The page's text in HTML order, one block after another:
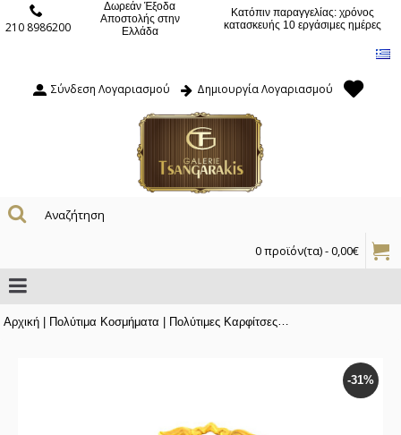
210 8986200
Δωρεάν Έξοδα
Αποστολής στην
Ελλάδα
Κατόπιν παραγγελίας: χρόνος
κατασκευής 10 εργάσιμες ημέρες
Σύνδεση Λογαριασμού Δημιουργία Λογαριασμού
0 προϊόν(τα) - 0,00€
Αρχική | Πολύτιμα Κοσμήματα | Πολύτιμες Καρφίτσες |Βικτωριανή
-31%